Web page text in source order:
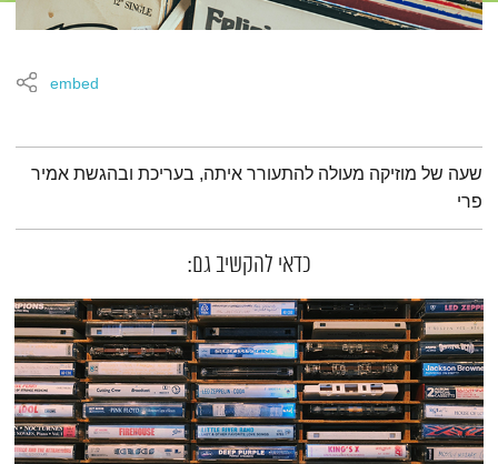
embed
תמצית הפודקאסט
שעה של מוזיקה מעולה להתעורר איתה, בעריכת ובהגשת אמיר
פרי
כדאי להקשיב גם: